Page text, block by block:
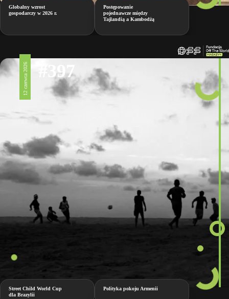
Globalny wzrost
gospodarczy w 2026 r.
Postępowanie
pojednawcze między
Tajlandią a Kambodżą
12 czerwca 2026 #397
Street Child World Cup
dla Brazylii
Polityka pokoju Armenii